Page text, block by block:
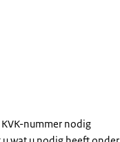
nummer nodig